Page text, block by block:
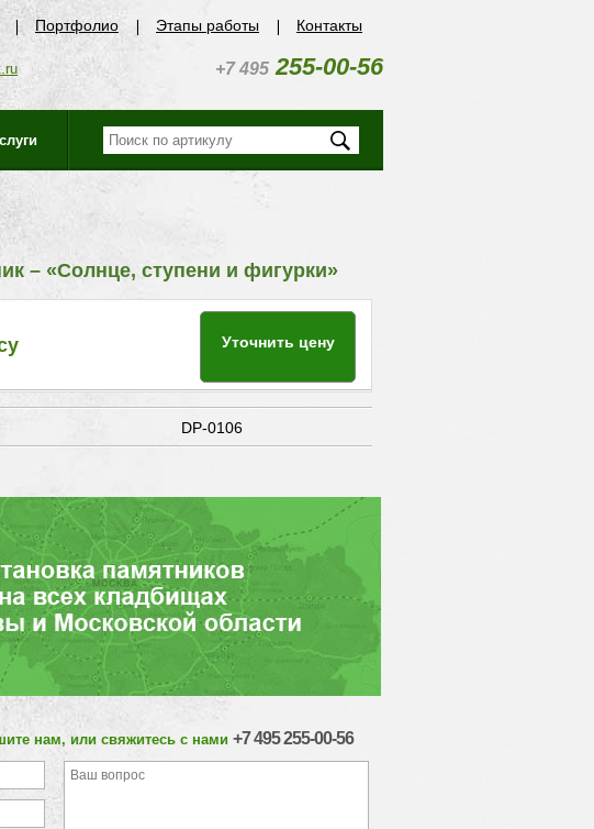
+7 495 255-00-56
Портфолио Этапы работы Контакты
– «Солнце, ступени и фигурки»
Уточнить цену
DP-0106
нам, или свяжитесь с нами +7 495 255-00-56